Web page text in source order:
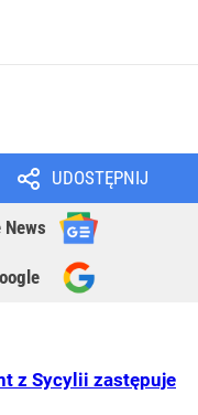
UDOSTĘPNIJ
News
z Sycylii zastępuje